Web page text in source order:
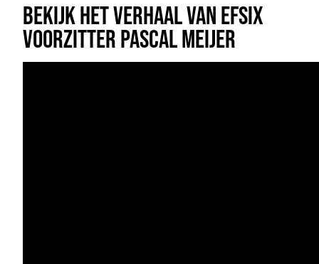
BEKIJK HET VERHAAL VAN EFSIX
VOORZITTER PASCAL MEIJER